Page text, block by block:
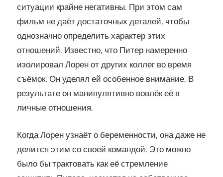
ситуации крайне негативны. При этом сам
фильм не даёт достаточных деталей, чтобы
однозначно определить характер этих
отношений. Известно, что Питер намеренно
изолировал Лорен от других коллег во время
съёмок. Он уделял ей особенное внимание. В
результате он манипулятивно вовлёк её в
личные отношения.
Когда Лорен узнаёт о беременности, она даже не
делится этим со своей командой. Это можно
было бы трактовать как её стремление